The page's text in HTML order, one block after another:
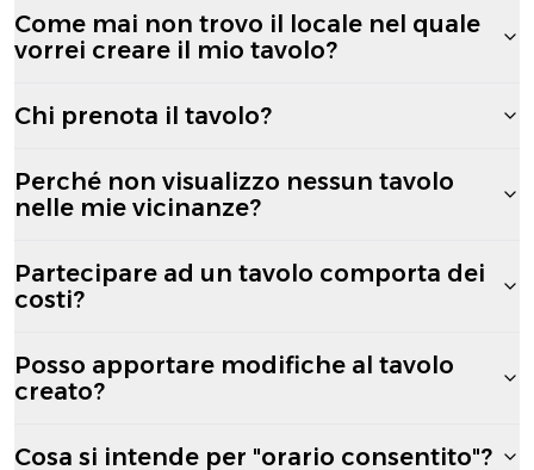
Come mai non trovo il locale nel quale
vorrei creare il mio tavolo?
Chi prenota il tavolo?
Perché non visualizzo nessun tavolo
nelle mie vicinanze?
Partecipare ad un tavolo comporta dei
costi?
Posso apportare modifiche al tavolo
creato?
Cosa si intende per "orario consentito"?